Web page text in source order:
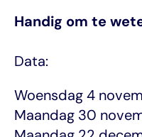
Handig om te
Data:
Woensdag 4
Maandag 30